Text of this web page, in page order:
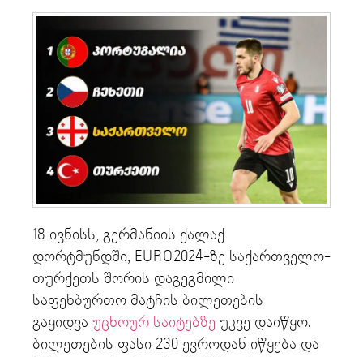
18 ივნისს, გერმანიის ქალაქ
დორტმუნდში, EURO2024-ზე საქართველო-
თურქეთს შორის დაგეგმილი
საფეხბურთო მატჩის ბილეთების
გაყიდვა უცხოურ საიტებზე უკვე დაიწყო.
ბილეთების ფასი 230 ევროდან იწყება და